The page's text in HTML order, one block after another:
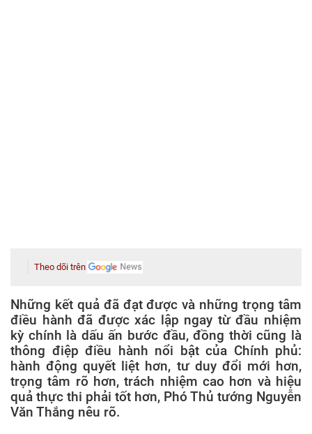
Theo dõi trên
Những kết quả đã đạt được và những trọng tâm
điều hành đã được xác lập ngay từ đầu nhiệm
kỳ chính là dấu ấn bước đầu, đồng thời cũng là
thông điệp điều hành nổi bật của Chính phủ:
hành động quyết liệt hơn, tư duy đổi mới hơn,
trọng tâm rõ hơn, trách nhiệm cao hơn và hiệu
quả thực thi phải tốt hơn, Phó Thủ tướng Nguyễn
Văn Thắng nêu rõ.